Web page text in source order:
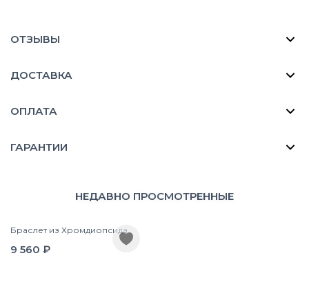
ОТЗЫВЫ
ДОСТАВКА
ОПЛАТА
ГАРАНТИИ
НЕДАВНО ПРОСМОТРЕННЫЕ
Браслет из Хромдиопсида
9 560 ₽